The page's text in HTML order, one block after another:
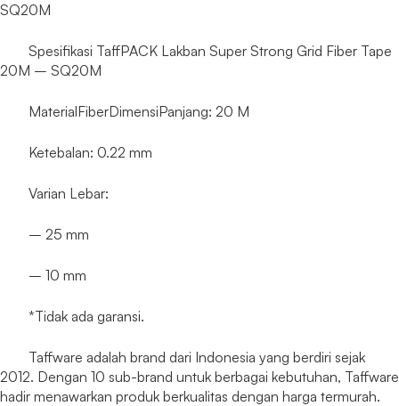
SQ20M
Spesifikasi TaffPACK Lakban Super Strong Grid Fiber Tape
20M – SQ20M
MaterialFiberDimensiPanjang: 20 M
Ketebalan: 0.22 mm
Varian Lebar:
– 25 mm
– 10 mm
*Tidak ada garansi.
Taffware adalah brand dari Indonesia yang berdiri sejak
2012. Dengan 10 sub-brand untuk berbagai kebutuhan, Taffware
hadir menawarkan produk berkualitas dengan harga termurah.